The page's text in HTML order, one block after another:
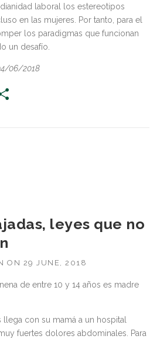
laboral los estereotipos
en las mujeres. Por tanto, para el
los paradigmas que funcionan
un desafío.
06/2018
leyes que no
ON 29 JUNE, 2018
de entre 10 y 14 años es madre
llega con su mamá a un hospital
fuertes dolores abdominales. Para